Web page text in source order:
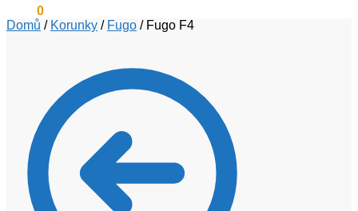
0
Domů / Korunky / Fugo / Fugo F4